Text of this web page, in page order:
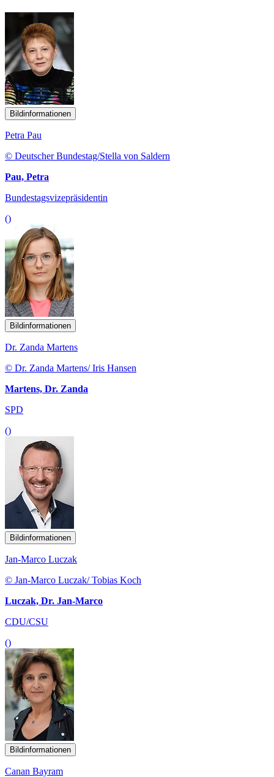
Bildinformationen
Petra Pau
© Deutscher Bundestag/Stella von Saldern
Pau, Petra
Bundestagsvizepräsidentin
()
Bildinformationen
Dr. Zanda Martens
© Dr. Zanda Martens/ Iris Hansen
Martens, Dr. Zanda
SPD
()
Bildinformationen
Jan-Marco Luczak
© Jan-Marco Luczak/ Tobias Koch
Luczak, Dr. Jan-Marco
CDU/CSU
()
Bildinformationen
Canan Bayram